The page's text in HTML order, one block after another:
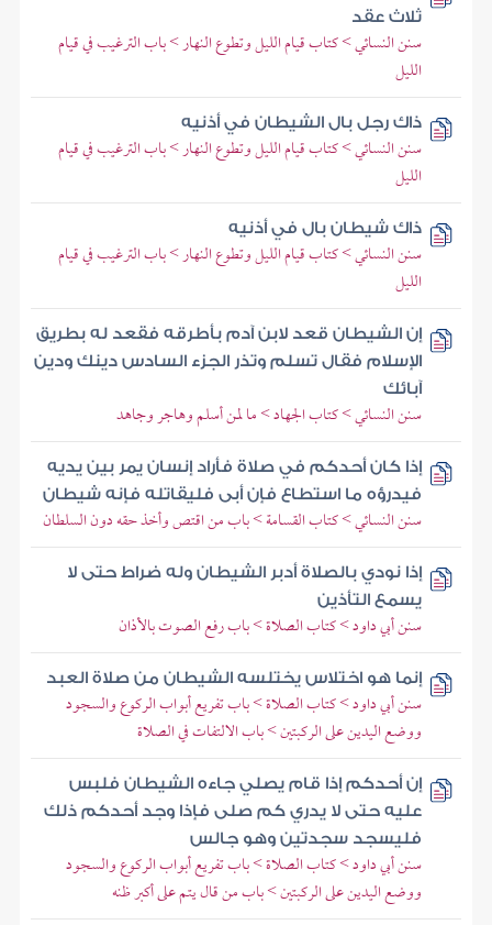
ثلاث عقد
سنن النسائي > كتاب قيام الليل وتطوع النهار > باب الترغيب في قيام
الليل
ذاك رجل بال الشيطان في أذنيه
سنن النسائي > كتاب قيام الليل وتطوع النهار > باب الترغيب في قيام
الليل
ذاك شيطان بال في أذنيه
سنن النسائي > كتاب قيام الليل وتطوع النهار > باب الترغيب في قيام
الليل
إن الشيطان قعد لابن آدم بأطرقه فقعد له بطريق
الإسلام فقال تسلم وتذر الجزء السادس دينك ودين
آبائك
سنن النسائي > كتاب الجهاد > ما لمن أسلم وهاجر وجاهد
إذا كان أحدكم في صلاة فأراد إنسان يمر بين يديه
فيدرؤه ما استطاع فإن أبى فليقاتله فإنه شيطان
سنن النسائي > كتاب القسامة > باب من اقتص وأخذ حقه دون السلطان
إذا نودي بالصلاة أدبر الشيطان وله ضراط حتى لا
يسمع التأذين
سنن أبي داود > كتاب الصلاة > باب رفع الصوت بالأذان
إنما هو اختلاس يختلسه الشيطان من صلاة العبد
سنن أبي داود > كتاب الصلاة > باب تفريع أبواب الركوع والسجود
ووضع اليدين على الركبتين > باب الالتفات في الصلاة
إن أحدكم إذا قام يصلي جاءه الشيطان فلبس
عليه حتى لا يدري كم صلى فإذا وجد أحدكم ذلك
فليسجد سجدتين وهو جالس
سنن أبي داود > كتاب الصلاة > باب تفريع أبواب الركوع والسجود
ووضع اليدين على الركبتين > باب من قال يتم على أكبر ظنه